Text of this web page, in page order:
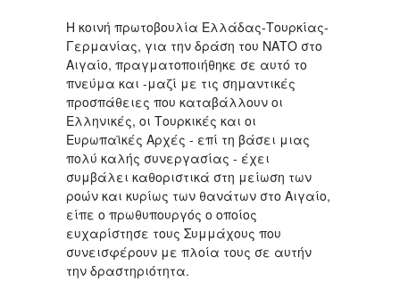
Η κοινή πρωτοβουλία Ελλάδας-Τουρκίας-
Γερμανίας, για την δράση του ΝΑΤΟ στο
Αιγαίο, πραγματοποιήθηκε σε αυτό το
πνεύμα και -μαζί με τις σημαντικές
προσπάθειες που καταβάλλουν οι
Ελληνικές, οι Τουρκικές και οι
Ευρωπαϊκές Αρχές - επί τη βάσει μιας
πολύ καλής συνεργασίας - έχει
συμβάλει καθοριστικά στη μείωση των
ροών και κυρίως των θανάτων στο Αιγαίο,
είπε ο πρωθυπουργός ο οποίος
ευχαρίστησε τους Συμμάχους που
συνεισφέρουν με πλοία τους σε αυτήν
την δραστηριότητα.